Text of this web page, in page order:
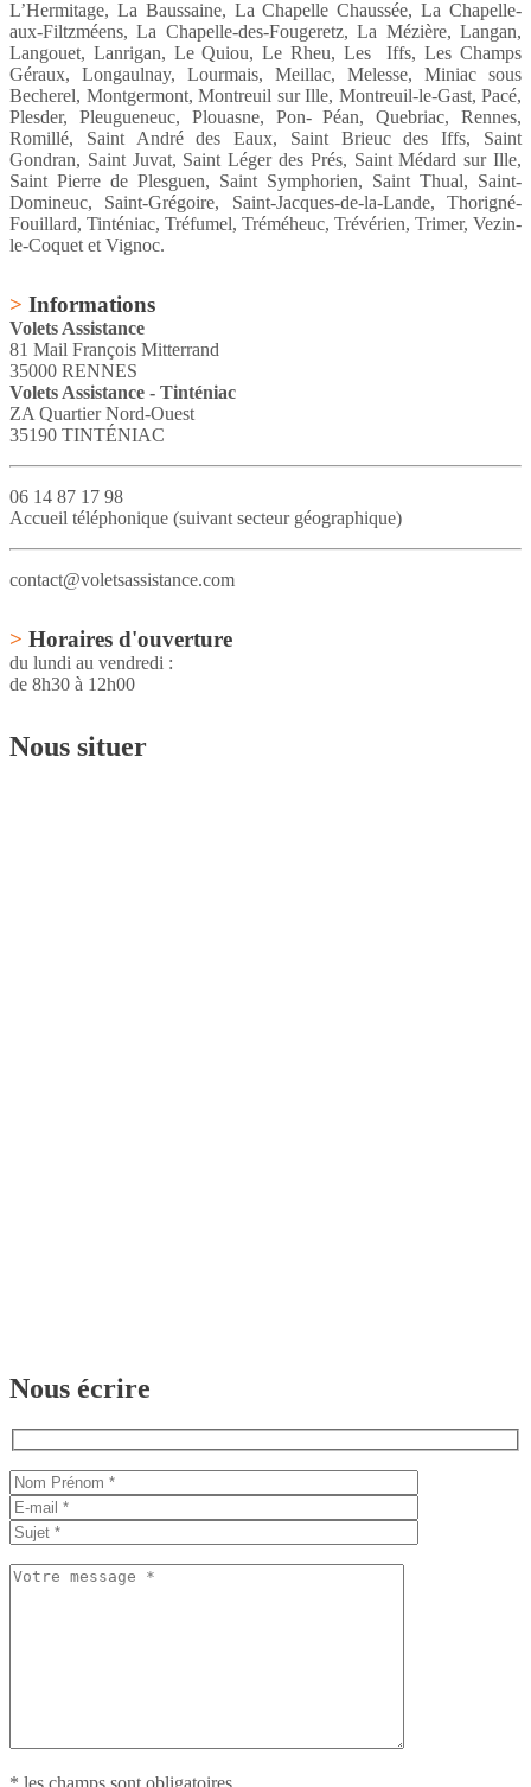
L’Hermitage, La Baussaine, La Chapelle Chaussée, La Chapelle-
aux-Filtzméens, La Chapelle-des-Fougeretz, La Mézière, Langan,
Langouet, Lanrigan, Le Quiou, Le Rheu, Les Iffs, Les Champs
Géraux, Longaulnay, Lourmais, Meillac, Melesse, Miniac sous
Becherel, Montgermont, Montreuil sur Ille, Montreuil-le-Gast, Pacé,
Plesder, Pleugueneuc, Plouasne, Pon- Péan, Quebriac, Rennes,
Romillé, Saint André des Eaux, Saint Brieuc des Iffs, Saint
Gondran, Saint Juvat, Saint Léger des Prés, Saint Médard sur Ille,
Saint Pierre de Plesguen, Saint Symphorien, Saint Thual, Saint-
Domineuc, Saint-Grégoire, Saint-Jacques-de-la-Lande, Thorigné-
Fouillard, Tinténiac, Tréfumel, Tréméheuc, Trévérien, Trimer, Vezin-
le-Coquet et Vignoc.
> Informations
Volets Assistance
81 Mail François Mitterrand
35000 RENNES
Volets Assistance - Tinténiac
ZA Quartier Nord-Ouest
35190 TINTÉNIAC
06 14 87 17 98
Accueil téléphonique (suivant secteur géographique)
contact@voletsassistance.com
> Horaires d'ouverture
du lundi au vendredi :
de 8h30 à 12h00
Nous situer
Nous écrire